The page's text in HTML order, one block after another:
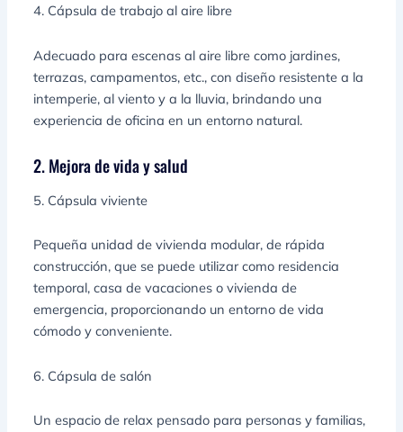
4. Cápsula de trabajo al aire libre
Adecuado para escenas al aire libre como jardines,
terrazas, campamentos, etc., con diseño resistente a la
intemperie, al viento y a la lluvia, brindando una
experiencia de oficina en un entorno natural.
2. Mejora de vida y salud
5. Cápsula viviente
Pequeña unidad de vivienda modular, de rápida
construcción, que se puede utilizar como residencia
temporal, casa de vacaciones o vivienda de
emergencia, proporcionando un entorno de vida
cómodo y conveniente.
6. Cápsula de salón
Un espacio de relax pensado para personas y familias,